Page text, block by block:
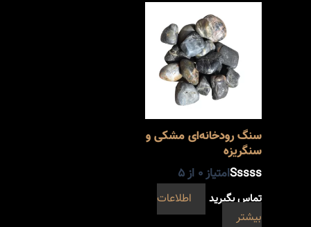
سنگ رودخانه‌ای مشکی و
سنگریزه
امتیاز0 از 5
تماس بگیرید
اطلاعات
بیشتر